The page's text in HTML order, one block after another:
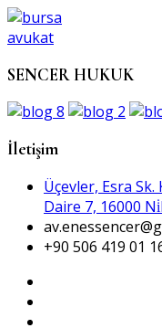
SENCER HUKUK
İletişim
Üçevler, Esra
Daire 7, 16000
+90 506 419 01